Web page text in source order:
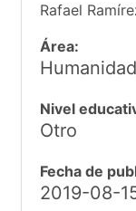
Rafael
Área:
Nivel
Otro
Fecha de
2019-08-